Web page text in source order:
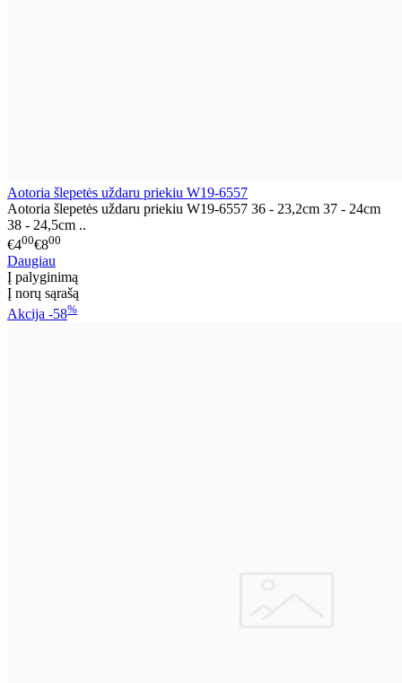
Aotoria šlepetės uždaru priekiu W19-6557
Aotoria šlepetės uždaru priekiu W19-6557 36 - 23,2cm 37 - 24cm
38 - 24,5cm ..
€400€800
Daugiau
Į palyginimą
Į norų sąrašą
Akcija -58%